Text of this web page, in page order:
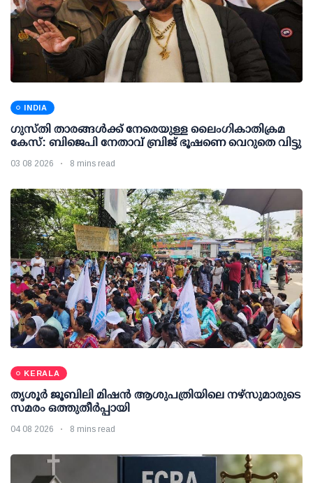
INDIA
ഗുസ്തി താരങ്ങള്‍ക്ക് നേരെയുള്ള ലൈംഗികാതിക്രമ
കേസ്: ബിജെപി നേതാവ് ബ്രിജ് ഭൂഷണെ വെറുതെ വിട്ടു
03 08 2026 8 mins read
KERALA
തൃശൂര്‍ ജൂബിലി മിഷന്‍ ആശുപത്രിയിലെ നഴ്സുമാരുടെ
സമരം ഒത്തുതീര്‍പ്പായി
04 08 2026 8 mins read